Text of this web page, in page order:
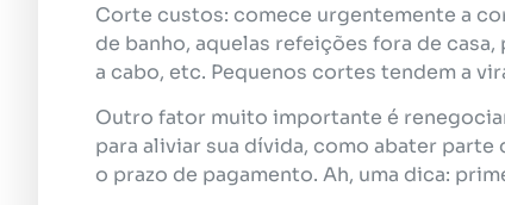
Corte custos: comece urgentemente a
de banho, aquelas refeições fora de
a cabo, etc. Pequenos cortes tendem a
Outro fator muito importante é
para aliviar sua dívida, como abater
o prazo de pagamento. Ah, uma dica: